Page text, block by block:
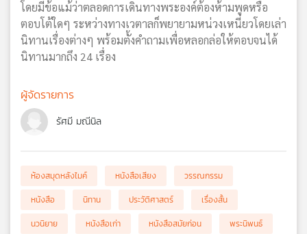
เครือ
ข่าย
โดยมีข้อแม้ว่าตลอดการเดินทางพระองค์ต้องห้ามพูดหรือ
ตอบโต้ใดๆ ระหว่างทางเวตาลก็พยายามหน่วงเหนี่ยวโดยเล่า
นิทานเรื่องต่างๆ พร้อมตั้งคำถามเพื่อหลอกล่อให้ตอบจนได้
นิทานมากถึง 24 เรื่อง
ผู้จัดรายการ
รัศมี มณีนิล
ห้องสมุดหลังไมค์ หนังสือเสียง
วรรณกรรม
หนังสือ
นิทาน ประวัติศาสตร์
เรื่องสั้น
นวนิยาย
หนังสือเก่า หนังสือสมัยก่อน
พระนิพนธ์